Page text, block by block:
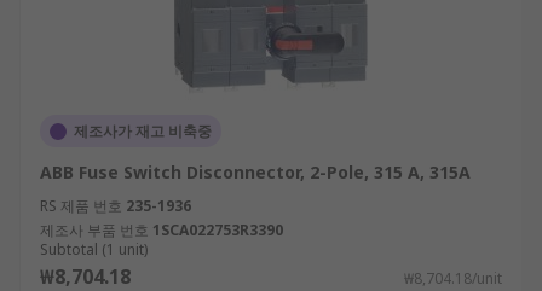
제조사가 재고 비축중
ABB Fuse Switch Disconnector, 2-Pole, 315 A, 315A
RS 제품 번호 235-1936
제조사 부품 번호 1SCA022753R3390
Subtotal (1 unit)
₩8,704.18 ₩8,704.18/unit